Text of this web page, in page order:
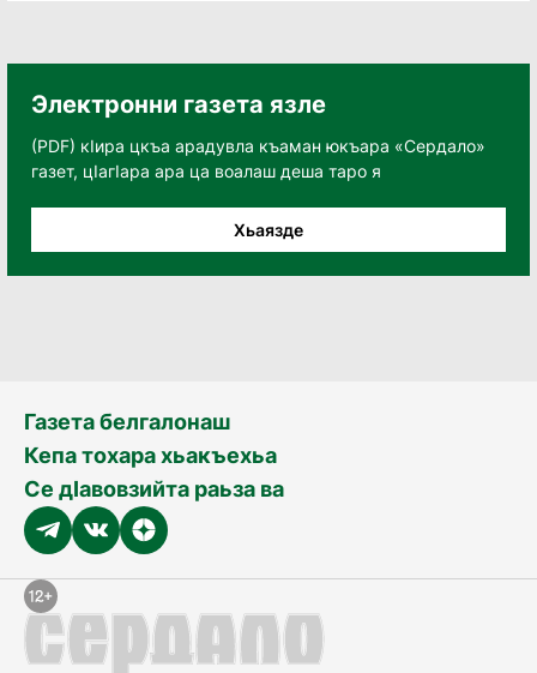
Электронни газета язле
(PDF) кӀира цкъа арадувла къаман юкъара «Сердало»
газет, цӀагӀара ара ца воалаш деша таро я
Хьаязде
Газета белгалонаш
Кепа тохара хьакъехьа
Се дӀавовзийта раьза ва